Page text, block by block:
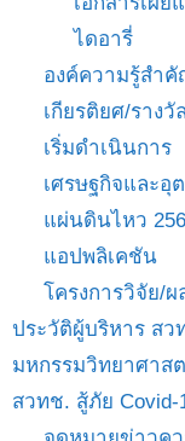
ไดอารี่
องค์ความรู้สำ
เกียรติยศ/รางวัล
เริ่มดำเนินการ
เศรษฐกิจและอุ
แผ่นดินไหว
แอปพลิเคชัน
โครงการวิจัย/
ประวัติผู้บริหาร สว
มหกรรมวิทยาศาส
สวทช. สู้ภัย Covid-